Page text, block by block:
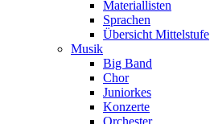
Materiallisten
Sprachen
Übersicht Mittelstufe
Musik
Big Band
Chor
Juniorkes
Konzerte
Orchester